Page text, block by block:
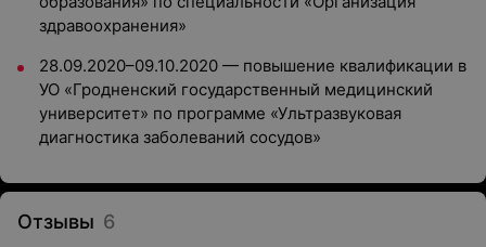
здравоохранения»
28.09.2020–09.10.2020 — повышение квалификации в
УО «Гродненский государственный медицинский
университет» по программе «Ультразвуковая
диагностика заболеваний сосудов»
Отзывы 6